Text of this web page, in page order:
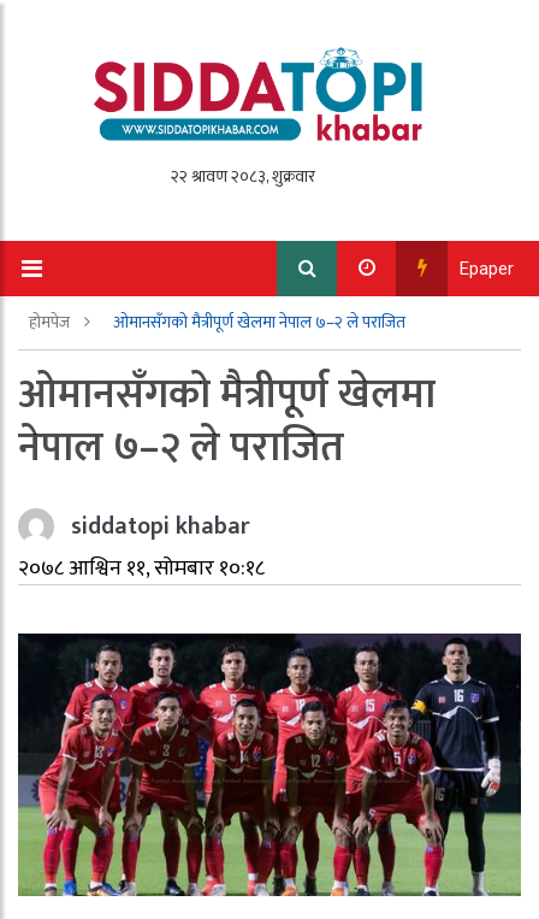
Epaper
होमपेज ओमानसँगको मैत्रीपूर्ण खेलमा नेपाल ७–२ ले पराजित
ओमानसँगको मैत्रीपूर्ण खेलमा
नेपाल ७–२ ले पराजित
siddatopi khabar
२०७८ आश्विन ११, सोमबार १०:१८